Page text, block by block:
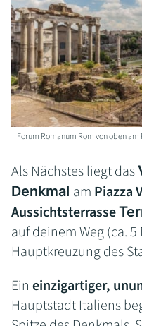
Forum Romanum Rom von oben am
Als Nächstes liegt das
Denkmal am Piazza
Aussichtsterrasse
auf deinem Weg (ca.
Hauptkreuzung des
Ein einzigartiger,
Hauptstadt Italiens